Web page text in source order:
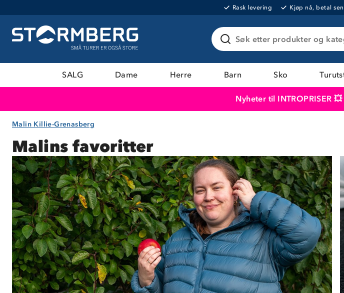
Rask levering Kjøp nå, betal
Søk etter produkter og
SALG Dame Herre Barn Sko
Nyheter til INTROPRISER
Malin Killie-Grenasberg
Malins favoritter